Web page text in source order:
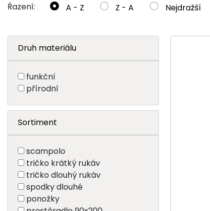
Řazení: A - Z Z - A Nejdražší
Druh materiálu
funkční
přírodní
Sortiment
scampolo
tričko krátký rukáv
tričko dlouhý rukáv
spodky dlouhé
ponožky